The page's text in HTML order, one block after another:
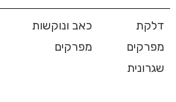
דלקת
מפרקים
שגרונית
כאב ונוקשות
מפרקים